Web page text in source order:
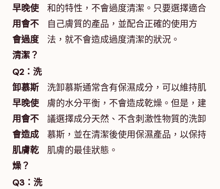
早晚使
用會不
會過度
清潔？
和的特性，不會過度清潔。只要選擇適合
自己膚質的產品，並配合正確的使用方
法，就不會造成過度清潔的狀況。
Q2：洗
卸慕斯
早晚使
用會不
會造成
肌膚乾
燥？
洗卸慕斯通常含有保濕成分，可以維持肌
膚的水分平衡，不會造成乾燥。但是，建
議選擇成分天然、不含刺激性物質的洗卸
慕斯，並在清潔後使用保濕產品，以保持
肌膚的最佳狀態。
Q3：洗